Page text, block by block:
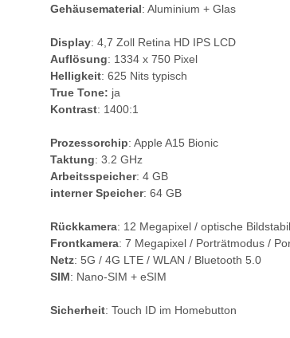
Gehäusematerial: Aluminium + Glas
Display: 4,7 Zoll Retina HD IPS LCD
Auflösung: 1334 x 750 Pixel
Helligkeit: 625 Nits typisch
True Tone: ja
Kontrast: 1400:1
Prozessorchip: Apple A15 Bionic
Taktung: 3.2 GHz
Arbeitsspeicher: 4 GB
interner Speicher: 64 GB
Rückkamera: 12 Megapixel / optische
Frontkamera: 7 Megapixel / Porträtmodus /
Netz: 5G / 4G LTE / WLAN / Bluetooth 5.0
SIM: Nano-SIM + eSIM
Sicherheit: Touch ID im Homebutton